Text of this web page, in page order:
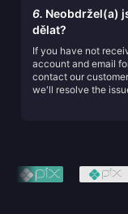
6. Neobdržel(a)
dělat?
If you have not
account and email
contact our
we'll resolve the